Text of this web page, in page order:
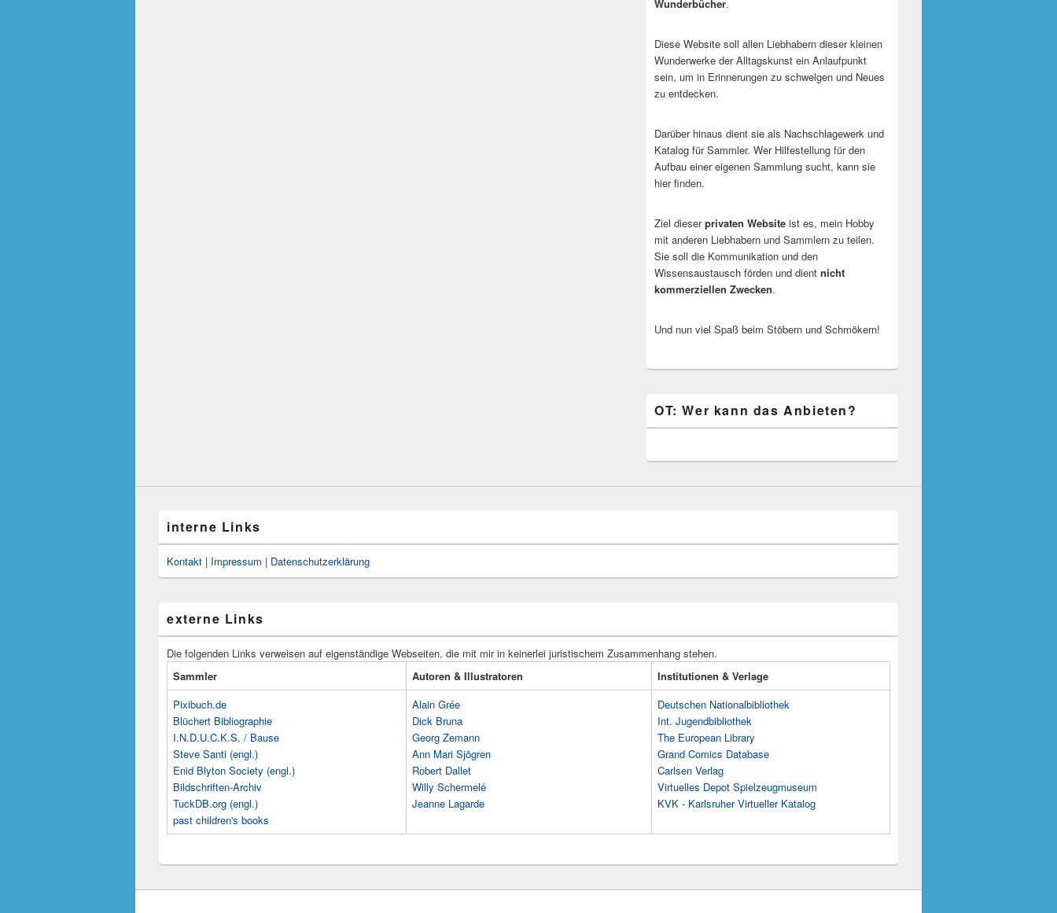
Wunderbücher.
Diese Website soll allen Liebhabern dieser kleinen
Wunderwerke der Alltagskunst ein Anlaufpunkt
sein, um in Erinnerungen zu schwelgen und Neues
zu entdecken.
Darüber hinaus dient sie als Nachschlagewerk und
Katalog für Sammler. Wer Hilfestellung für den
Aufbau einer eigenen Sammlung sucht, kann sie
hier finden.
Ziel dieserprivaten Website ist es, mein Hobby
mit anderen Liebhabern und Sammlern zu teilen.
Sie soll die Kommunikation und den
Wissensaustausch förden und dient nicht
kommerziellen Zwecken.
Und nun viel Spaß beim Stöbern und Schmökern!
OT: Wer kann das Anbieten?
interne Links
Kontakt | Impressum | Datenschutzerklärung
externe Links
Die folgenden Links verweisen auf eigenständige Webseiten, die mit mir in keinerlei juristischem Zusammenhang stehen.
Sammler
Autoren & Illustratoren
Institutionen & Verlage
Pixibuch.de
Blüchert Bibliographie
I.N.D.U.C.K.S. / Bause
Steve Santi (engl.)
Enid Blyton Society (engl.)
Bildschriften-Archiv
TuckDB.org (engl.)
past children's books
Alain Grée
Dick Bruna
Georg Zemann
Ann Mari Sjögren
Robert Dallet
Willy Schermelé
Jeanne Lagarde
Deutschen Nationalbibliothek
Int. Jugendbibliothek
The European Library
Grand Comics Database
Carlsen Verlag
Virtuelles Depot Spielzeugmuseum
KVK - Karlsruher Virtueller Katalog